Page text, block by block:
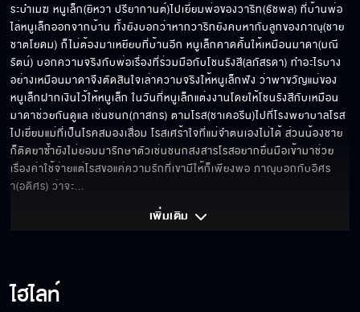
ทำไมถึงรวมหัวกันหักหลังคุณพ่อ
ผมอยากให้คุณเป็นผู้หญิงของผม
ลูกผู้ชายทำแบบนี้ไม่แมนเลยนะ
ระบำเมฆ หนูเล็ก(ยิหวา ปรียากานต์)ไปเยี่ยมพ่อของวาริท(ธัชพล) ที่บ้านพ่อ
ไล่หนูเล็กออกจากบ้าน ทั้งยังบอกว่าหากวาริทยังคบหากับลูกของภาณุ(ชาย
ชาตโยดม) ก็ไม่ต้องมาเหยียบที่บ้านอีก หนูเล็กคาดคั้นให้เหมือนมาดา(มณี
รัตน์) บอกความจริงกับพ่อเรื่องที่ร่วมมือกับโชนรังสี(ลภัสรดา) ทำอะไรบาง
อย่างเหมือนมาดาจึงตัดสินใจเล่าความจริงให้หนูเล็กฟัง ว่าพาขวัญแม่ของ
หนูเล็กฝากเงินไว้ให้หนูเล็ก ในวันที่หนูเล็กแต่งงานโดยให้โชนรังสีกับเหมือน
มาดาช่วยกันดูแล เช่นชนก(ภาสกร) ตามโรส(ชาเคอรีน)ไปที่โรงพยาบาลโรส
ไปเยี่ยมแม่ที่เป็นโรคสมองเสื่อม โรสเศร้าใจที่แม่จำตนเองไม่ได้ ส่วนน้องชาย
ก็ติดยาซ้ำยังไม่ยอมมารักษาตัวเช่นชนกสงสารโรสอยากยื่นมือเข้ามาช่วย
เรื่องค่าใช้จ่ายแต่โรสขอแค่ความรักที่เขามีให้ก็เพียงพอ ภาณุบอกกับอิศร
า(อดิศร) ว่าจะ...
เพิ่มเติม
ไฮไลท์